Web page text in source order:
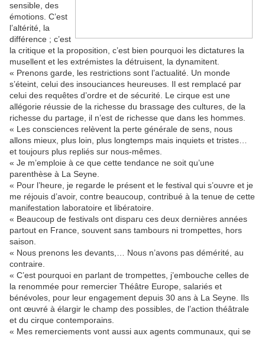
sensible, des
émotions. C’est
l’altérité, la
différence ; c’est
la critique et la proposition, c’est bien pourquoi les dictatures la
musellent et les extrémistes la détruisent, la dynamitent.
« Prenons garde, les restrictions sont l’actualité. Un monde
s’éteint, celui des insouciances heureuses. Il est remplacé par
celui des requêtes d’ordre et de sécurité. Le cirque est une
allégorie réussie de la richesse du brassage des cultures, de la
richesse du partage, il n’est de richesse que dans les hommes.
« Les consciences relèvent la perte générale de sens, nous
allons mieux, plus loin, plus longtemps mais inquiets et tristes…
et toujours plus repliés sur nous-mêmes.
« Je m’emploie à ce que cette tendance ne soit qu’une
parenthèse à La Seyne.
« Pour l’heure, je regarde le présent et le festival qui s’ouvre et je
me réjouis d’avoir, contre beaucoup, contribué à la tenue de cette
manifestation laboratoire et libératoire.
« Beaucoup de festivals ont disparu ces deux dernières années
partout en France, souvent sans tambours ni trompettes, hors
saison.
« Nous prenons les devants,… Nous n’avons pas démérité, au
contraire.
« C’est pourquoi en parlant de trompettes, j’embouche celles de
la renommée pour remercier Théâtre Europe, salariés et
bénévoles, pour leur engagement depuis 30 ans à La Seyne. Ils
ont œuvré à élargir le champ des possibles, de l’action théâtrale
et du cirque contemporains.
« Mes remerciements vont aussi aux agents communaux, qui se